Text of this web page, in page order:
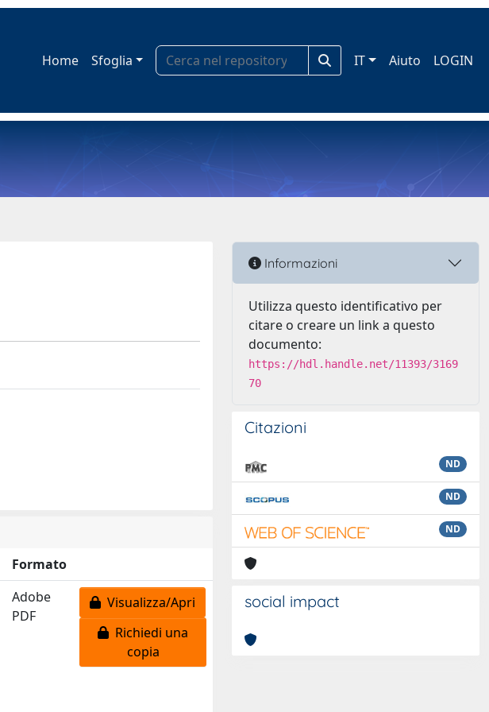
Home Sfoglia IT Aiuto LOGIN
Formato
Adobe
PDF
Visualizza/Apri
Richiedi una
copia
Informazioni
Utilizza questo identificativo per
citare o creare un link a questo
documento:
https://hdl.handle.net/11393/3169
70
Citazioni
ND
ND
ND
social impact